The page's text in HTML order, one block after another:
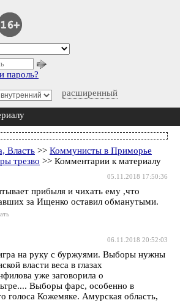
расширенный
пароль?
Власть >> Коммунисты в Приморье
трезво >> Комментарии к материалу
05.11.2018 17:50:36
прибыля и чихать ему ,что
за Ищенко оставил обманутыми.
06.11.2018 20:52:03
на руку с буржуями. Выборы нужны
власти веса в глазах
уже заговорила о
Выборы фарс, особенно в
голоса Кожемяке. Амурская область,